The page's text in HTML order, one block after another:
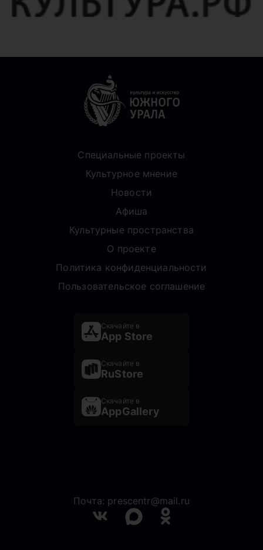
Специальные проекты
Культурное мнение
Новости
Афиша
Культурные пространства
О проекте
Политика конфиденциальности
Пользовательское соглашение
Скачайте в
App Store
Скачайте в
RuStore
Скачайте в
AppGallery
Почта: prescentr@mail.ru